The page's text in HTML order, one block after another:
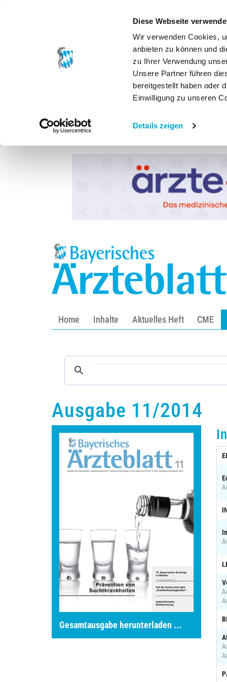
Diese Webseite
Wir verwenden Cookies,
anbieten zu können und
zu Ihrer Verwendung
Unsere Partner führen
bereitgestellt haben oder
Einwilligung zu unseren
Details zeigen
Home Inhalte Aktuelles Heft CME
Ausgabe 11/2014
Gesamtausgabe herunterladen ...